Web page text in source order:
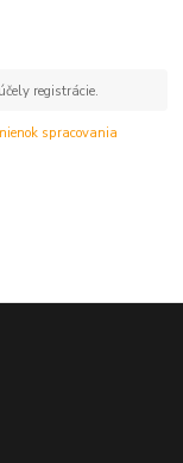
registrácie.
spracovania